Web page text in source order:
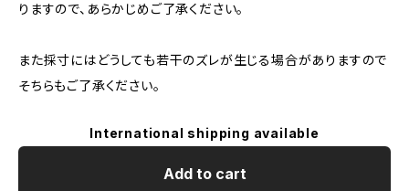
りますので、あらかじめご了承ください。
また採寸にはどうしても若干のズレが生じる場合がありますので
そちらもご了承ください。
International shipping available
Add to cart